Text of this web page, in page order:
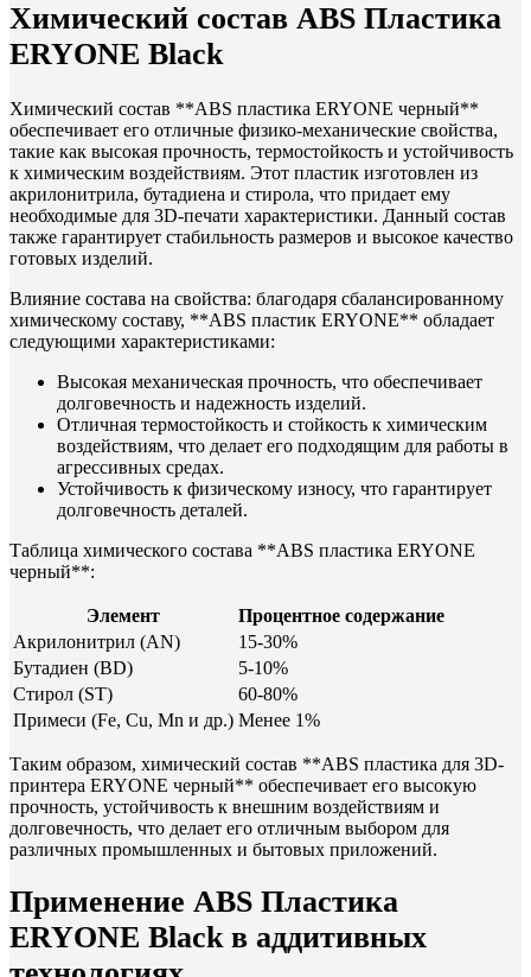
Химический состав ABS Пластика
ERYONE Black
Химический состав **ABS пластика ERYONE черный**
обеспечивает его отличные физико-механические свойства,
такие как высокая прочность, термостойкость и устойчивость
к химическим воздействиям. Этот пластик изготовлен из
акрилонитрила, бутадиена и стирола, что придает ему
необходимые для 3D-печати характеристики. Данный состав
также гарантирует стабильность размеров и высокое качество
готовых изделий.
Влияние состава на свойства: благодаря сбалансированному
химическому составу, **ABS пластик ERYONE** обладает
следующими характеристиками:
Высокая механическая прочность, что обеспечивает
долговечность и надежность изделий.
Отличная термостойкость и стойкость к химическим
воздействиям, что делает его подходящим для работы в
агрессивных средах.
Устойчивость к физическому износу, что гарантирует
долговечность деталей.
Таблица химического состава **ABS пластика ERYONE
черный**:
Элемент
Процентное содержание
Акрилонитрил (AN)
15-30%
Бутадиен (BD)
5-10%
Стирол (ST)
60-80%
Примеси (Fe, Cu, Mn и др.) Менее 1%
Таким образом, химический состав **ABS пластика для 3D-
принтера ERYONE черный** обеспечивает его высокую
прочность, устойчивость к внешним воздействиям и
долговечность, что делает его отличным выбором для
различных промышленных и бытовых приложений.
Применение ABS Пластика
ERYONE Black в аддитивных